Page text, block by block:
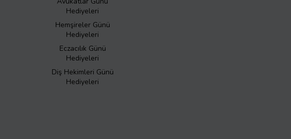
Hediyeleri
Hemşireler Günü
Hediyeleri
Eczacılık Günü
Hediyeleri
Diş Hekimleri Günü
Hediyeleri